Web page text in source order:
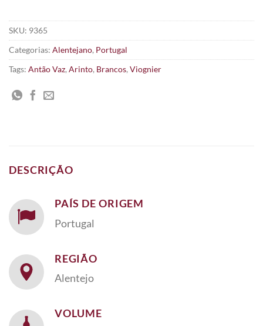
SKU: 9365
Categorias: Alentejano, Portugal
Tags: Antão Vaz, Arinto, Brancos, Viognier
DESCRIÇÃO
PAÍS DE ORIGEM
Portugal
REGIÃO
Alentejo
VOLUME